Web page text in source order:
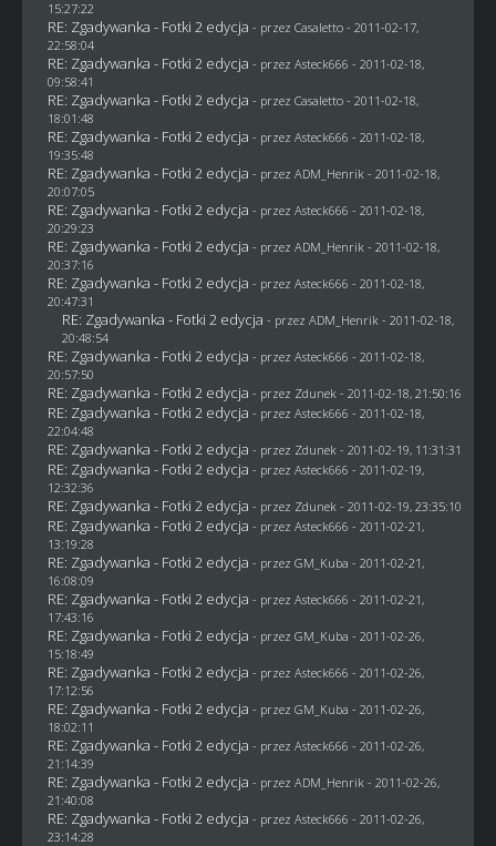
15:27:22
RE: Zgadywanka - Fotki 2 edycja - przez Casaletto- 2011-02-17,
22:58:04
RE: Zgadywanka - Fotki 2 edycja - przez Asteck666 - 2011-02-18,
09:58:41
RE: Zgadywanka - Fotki 2 edycja - przez Casaletto- 2011-02-18,
18:01:48
RE: Zgadywanka - Fotki 2 edycja - przez Asteck666 - 2011-02-18,
19:35:48
RE: Zgadywanka - Fotki 2 edycja - przez ADM_Henrik - 2011-02-18,
20:07:05
RE: Zgadywanka - Fotki 2 edycja - przez Asteck666 - 2011-02-18,
20:29:23
RE: Zgadywanka - Fotki 2 edycja - przez ADM_Henrik - 2011-02-18,
20:37:16
RE: Zgadywanka - Fotki 2 edycja - przez Asteck666 - 2011-02-18,
20:47:31
RE: Zgadywanka - Fotki 2 edycja - przez ADM_Henrik - 2011-02-18,
20:48:54
RE: Zgadywanka - Fotki 2 edycja - przez Asteck666 - 2011-02-18,
20:57:50
RE: Zgadywanka - Fotki 2 edycja - przez Zdunek - 2011-02-18, 21:50:16
RE: Zgadywanka - Fotki 2 edycja - przez Asteck666 - 2011-02-18,
22:04:48
RE: Zgadywanka - Fotki 2 edycja - przez Zdunek - 2011-02-19, 11:31:31
RE: Zgadywanka - Fotki 2 edycja - przez Asteck666 - 2011-02-19,
12:32:36
RE: Zgadywanka - Fotki 2 edycja - przez Zdunek - 2011-02-19, 23:35:10
RE: Zgadywanka - Fotki 2 edycja - przez Asteck666 - 2011-02-21,
13:19:28
RE: Zgadywanka - Fotki 2 edycja - przez GM_Kuba - 2011-02-21,
16:08:09
RE: Zgadywanka - Fotki 2 edycja - przez Asteck666 - 2011-02-21,
17:43:16
RE: Zgadywanka - Fotki 2 edycja - przez GM_Kuba - 2011-02-26,
15:18:49
RE: Zgadywanka - Fotki 2 edycja - przez Asteck666 - 2011-02-26,
17:12:56
RE: Zgadywanka - Fotki 2 edycja - przez GM_Kuba - 2011-02-26,
18:02:11
RE: Zgadywanka - Fotki 2 edycja - przez Asteck666 - 2011-02-26,
21:14:39
RE: Zgadywanka - Fotki 2 edycja - przez ADM_Henrik - 2011-02-26,
21:40:08
RE: Zgadywanka - Fotki 2 edycja - przez Asteck666 - 2011-02-26,
23:14:28